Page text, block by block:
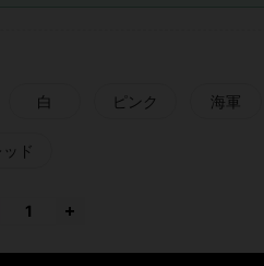
白 ピンク 海軍
ド